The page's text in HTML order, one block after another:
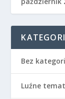
Bez
Luźne